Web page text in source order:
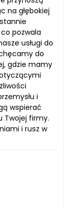
na głębokiej
pozwala
usługi do
do
gdzie mamy
i
wspierać
Twojej firmy.
i rusz w